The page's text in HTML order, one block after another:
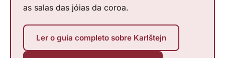
as salas das jóias da coroa.
Ler o guia completo sobre Karlštejn